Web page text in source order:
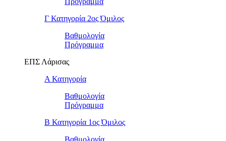
Γ Κατηγορία 2ος Όμιλος
Βαθμολογία
Πρόγραμμα
ΕΠΣ Λάρισας
Α Κατηγορία
Βαθμολογία
Πρόγραμμα
Β Κατηγορία 1ος Όμιλος
Βαθμολογία